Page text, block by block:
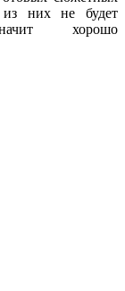
них не будет
хорошо